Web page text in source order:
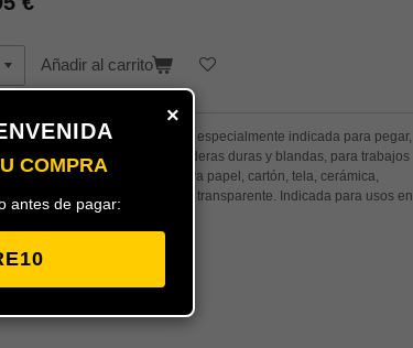
Añadir al carrito
de cola blanca ceys de 50ml especialmente indicada para pegar,
y ensamblar todo tipo de maderas duras y blandas, para trabajos
en madera y también para papel, cartón, tela, cerámica,
fieltro.Seca rápidamente y es transparente. Indicada para usos en
8411519251029
×
COMPRA
antes de pagar: